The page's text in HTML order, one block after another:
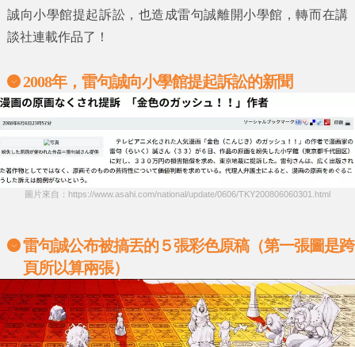
誠向小學館提起訴訟，也造成雷句誠離開小學館 ，轉而在講
談社連載作品了！
2008年， 雷句誠向小學館提起訴訟的新聞
圖片來自：https://www.asahi.com/national/update/0606/TKY200806060301.html
雷句誠公布被搞丟的５張彩色原稿（第一張圖是跨
頁所以算兩張）